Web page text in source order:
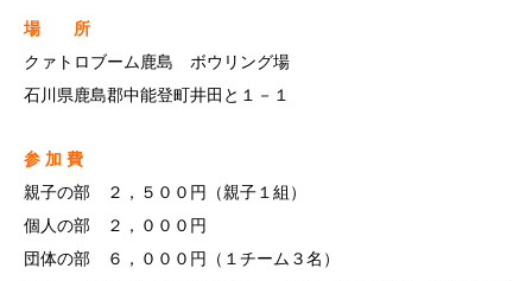
場 所
クァトロブーム鹿島 ボウリング場
石川県鹿島郡中能登町井田と１－１
参 加 費
親子の部 ２，５００円（親子１組）
個人の部 ２，０００円
団体の部 ６，０００円（１チーム３名）